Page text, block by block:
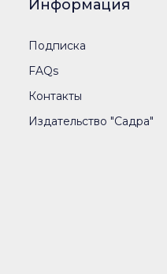
Информация
Подписка
FAQs
Контакты
Издательство "Садра"